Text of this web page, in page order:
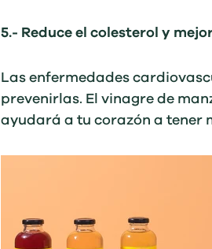
5.- Reduce el colesterol y
Las enfermedades
prevenirlas. El vinagre de
ayudará a tu corazón a tener